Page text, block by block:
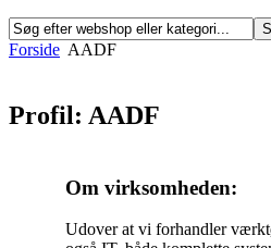
Forside AADF
Profil: AADF
Om virksomheden:
Udover at vi forhandler